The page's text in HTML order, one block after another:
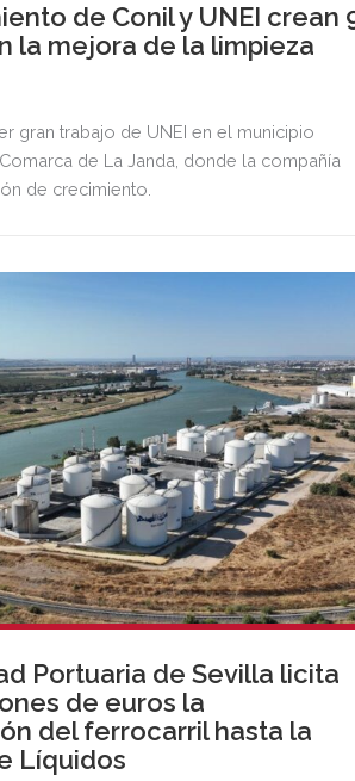
de Conil y UNEI crean
la mejora de la limpieza
gran trabajo de UNEI en el municipio
de La Janda, donde la compañía
de crecimiento.
Portuaria de Sevilla licita
de euros la
del ferrocarril hasta la
Líquidos